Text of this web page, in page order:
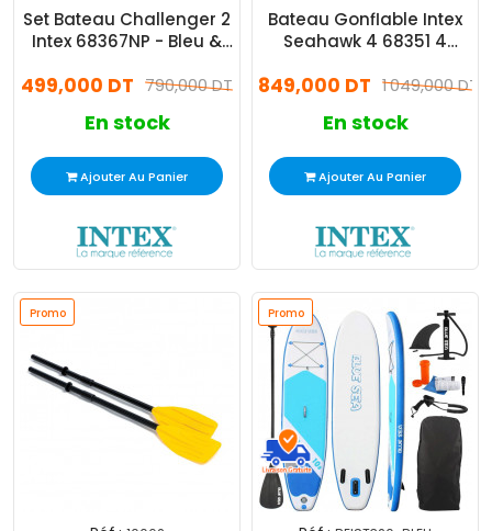
Set Bateau Challenger 2
Intex 68367NP - Bleu &
790,000 DT
499,000 DT
En stock
Ajouter Au Panier
Bateau Gonflable Intex
Seahawk 4 68351 4
1 049,000 DT
849,000 DT
En stock
Ajouter Au Panier
Promo Promo